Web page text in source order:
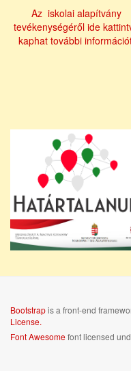
Az iskolai alapítvány
tevékenységéről ide
kaphat további
Bootstrapis a front-end
License.
Font Awesomefont licensed